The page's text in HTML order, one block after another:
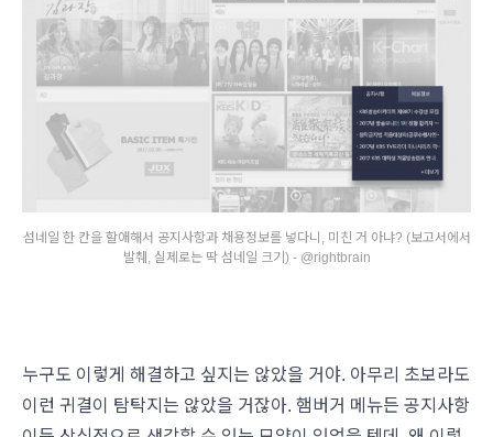
섬네일 한 칸을 할애해서 공지사항과 채용정보를 넣다니, 미친 거 아냐? (보고서에서
발췌, 실제로는 딱 섬네일 크기) - @rightbrain
누구도 이렇게 해결하고 싶지는 않았을 거야. 아무리 초보라도
이런 귀결이 탐탁지는 않았을 거잖아. 햄버거 메뉴든 공지사항